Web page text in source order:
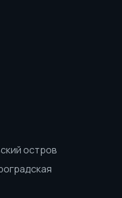
остров